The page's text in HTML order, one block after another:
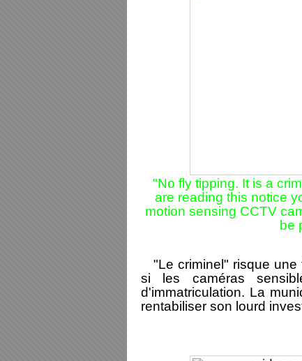
"No fly tipping. It is a
are reading this notice
motion sensing CCTV
be
"Le criminel" risque une
si les caméras
d'immatriculation. La
rentabiliser son lourd